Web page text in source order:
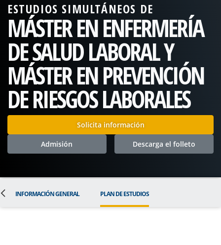
ESTUDIOS SIMULTÁNEOS DE
MÁSTER EN ENFERMERÍA
DE SALUD LABORAL Y
MÁSTER EN PREVENCIÓN
DE RIESGOS LABORALES
Solicita información
Admisión Descarga el folleto
INFORMACIÓN GENERAL PLAN DE ESTUDIOS